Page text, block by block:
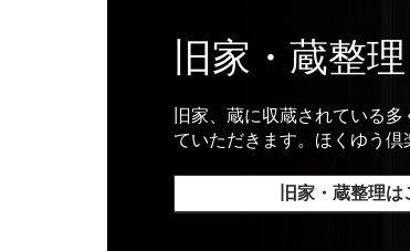
旧家・蔵整理
旧家、蔵に収蔵されている
ていただきます。ほくゆう倶
旧家・蔵整理は